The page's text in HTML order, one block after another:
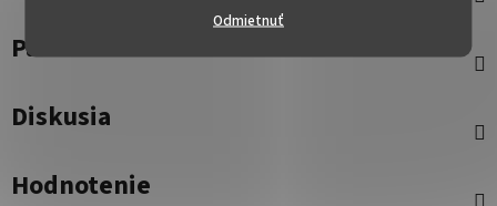
Odmietnuť
Parametre
Diskusia
Hodnotenie